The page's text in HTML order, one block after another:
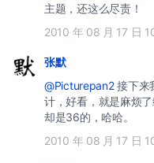
主题，还这么尽责！
2010 年 08 月 17 日
张默
@Picturepan2接下来
计，好看，就是麻烦
却是36的，哈哈。
2010 年 08 月 17 日